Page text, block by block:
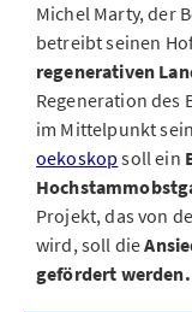
Michel Marty, der
betreibt seinen
regenerativen
Regeneration des
im Mittelpunkt
oekoskop soll ein
Projekt, das von
wird, soll die
gefördert werden.